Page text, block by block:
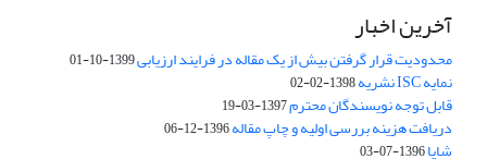
آخرین اخبار
محدودیت قرار گرفتن بیش از یک مقاله در فرایند ارزیابی1399-10-01
نمایه ISC نشریه 1398-02-02
قابل توجه نویسندگان محترم1397-03-19
دریافت هزینه بررسی اولیه و چاپ مقاله1396-12-06
شاپا1396-07-03